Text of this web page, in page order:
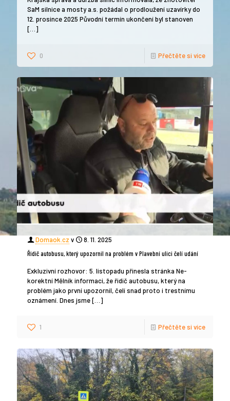
SaM silnice a mosty a.s. požádal o prodloužení uzavírky do
12. prosince 2025 Původní termín ukončení byl stanoven
[…]
0 Přečtěte si více
Domaok.cz v
8. 11. 2025
Řidič autobusu, který upozornil na problém v Plavební ulici čelí udání
Exkluzivní rozhovor: 5. listopadu přinesla stránka Ne-
korektní Mělník informaci, že řidič autobusu, který na
problém jako první upozornil, čelí snad proto i trestnímu
oznámení. Dnes jsme[…]
1 Přečtěte si více